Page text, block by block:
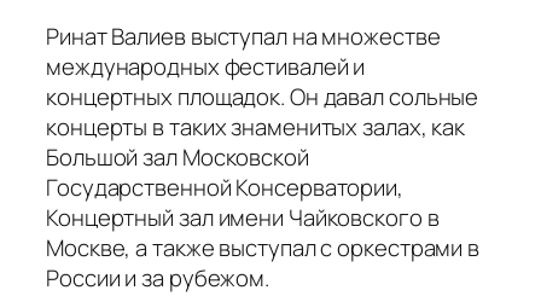
Ринат Валиев выступал на множестве
международных фестивалей и
концертных площадок. Он давал сольные
концерты в таких знаменитых залах, как
Большой зал Московской
Государственной Консерватории,
Концертный зал имени Чайковского в
Москве, а также выступал с оркестрами в
России и за рубежом.